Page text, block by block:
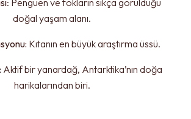
: Penguen ve fokların sıkça görüldüğü
doğal yaşam alanı.
Kıtanın en büyük araştırma üssü.
Aktif bir yanardağ, Antarktika’nın doğa
harikalarından biri.